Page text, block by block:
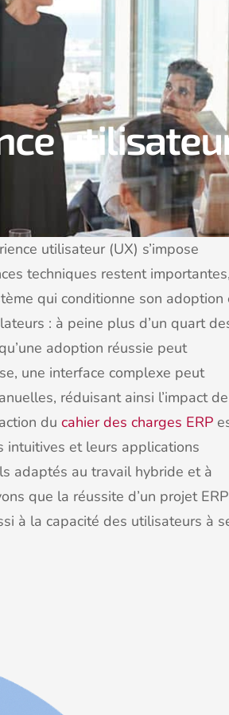
utilisateur (UX) s’impose
techniques restent
qui conditionne son adoption
: à peine plus d’un quart
adoption réussie peut
une interface complexe peut
réduisant ainsi l’impact de
du cahier des charges ERP
intuitives et leurs applications
adaptés au travail hybride et à
que la réussite d’un projet ERP
à la capacité des utilisateurs à